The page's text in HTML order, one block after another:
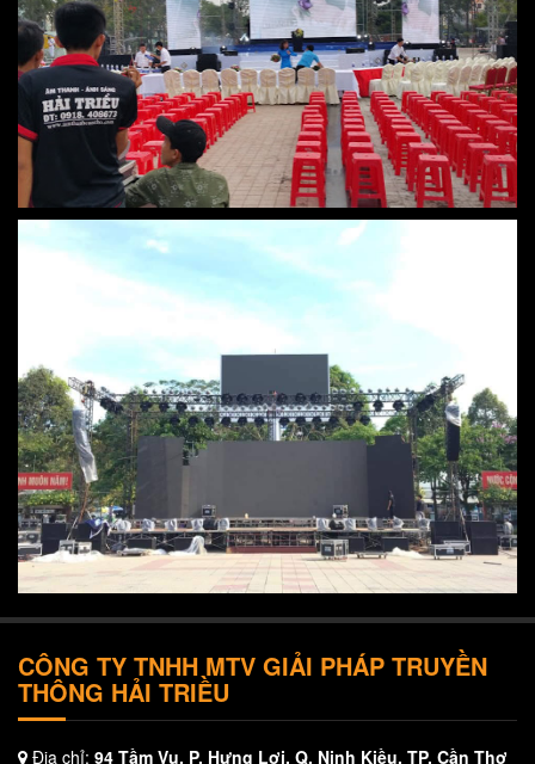
CÔNG TY TNHH MTV GIẢI PHÁP TRUYỀN
THÔNG HẢI TRIỀU
Địa chỉ: 94 Tầm Vu, P. Hưng Lợi, Q. Ninh Kiều, TP. Cần Thơ